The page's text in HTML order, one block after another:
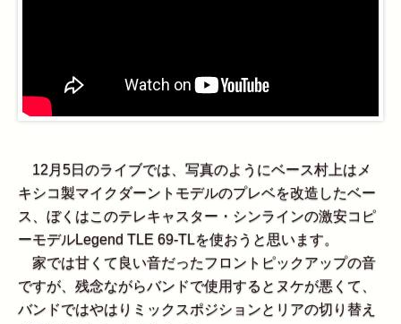
12月5日のライブでは、写真のようにベース村上はメ
キシコ製マイクダーントモデルのプレベを改造したベー
ス、ぼくはこのテレキャスター・シンラインの激安コピ
ーモデルLegend TLE 69-TLを使おうと思います。
家では甘くて良い音だったフロントピックアップの音
ですが、残念ながらバンドで使用するとヌケが悪くて、
バンドではやはりミックスポジションとリアの切り替え